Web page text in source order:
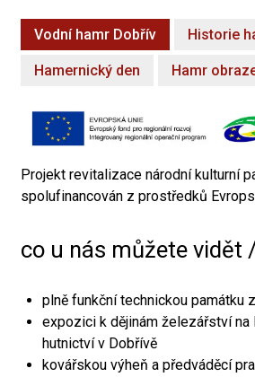
Vodní hamr Dobřív Historie
Hamernický den Hamr
Projekt revitalizace národní kulturní
spolufinancován z prostředků
co u nás můžete vidět
plně funkční technickou památku
expozici k dějinám železářství na
hutnictví v Dobřívě
kovářskou výheň a předváděcí